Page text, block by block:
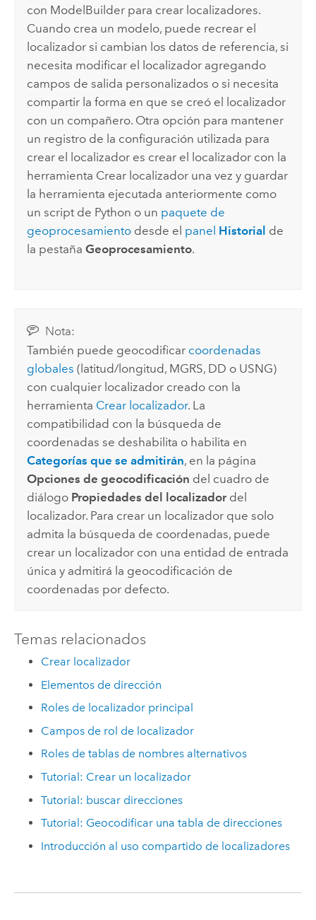
con ModelBuilder para crear localizadores.
Cuando crea un modelo, puede recrear el
localizador si cambian los datos de referencia, si
necesita modificar el localizador agregando
campos de salida personalizados o si necesita
compartir la forma en que se creó el localizador
con un compañero. Otra opción para mantener
un registro de la configuración utilizada para
crear el localizador es crear el localizador con la
herramienta Crear localizador una vez y guardar
la herramienta ejecutada anteriormente como
un script de Python o un paquete de
geoprocesamiento desde el panel Historial de
la pestañaGeoprocesamiento.
Nota:
También puede geocodificar coordenadas
globales (latitud/longitud, MGRS, DD o USNG)
con cualquier localizador creado con la
herramienta Crear localizador. La
compatibilidad con la búsqueda de
coordenadas se deshabilita o habilita en
Categorías que se admitirán, en la página
Opciones de geocodificación del cuadro de
diálogo Propiedades del localizador del
localizador. Para crear un localizador que solo
admita la búsqueda de coordenadas, puede
crear un localizador con una entidad de entrada
única y admitirá la geocodificación de
coordenadas por defecto.
Temas relacionados
Crear localizador
Elementos de dirección
Roles de localizador principal
Campos de rol de localizador
Roles de tablas de nombres alternativos
Tutorial: Crear un localizador
Tutorial: buscar direcciones
Tutorial: Geocodificar una tabla de direcciones
Introducción al uso compartido de localizadores